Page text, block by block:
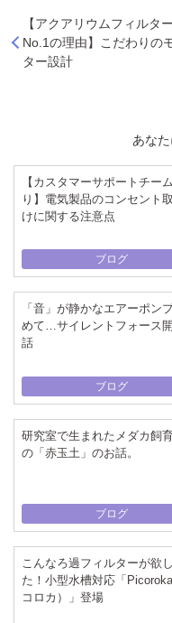
【アクアリウムフィルター
No.1の理由】こだわりの
ター設計
あな
【カスタマーサポートチー
り】電気製品のコンセント
けに関する注意点
ブログ
「音」が静かなエアーポン
めて…サイレントフォース
話
ブログ
研究室で生まれたメダカ飼
の「赤玉土」のお話。
ブログ
こんなろ過フィルターが欲
た！小型水槽対応「
コロカ）」登場